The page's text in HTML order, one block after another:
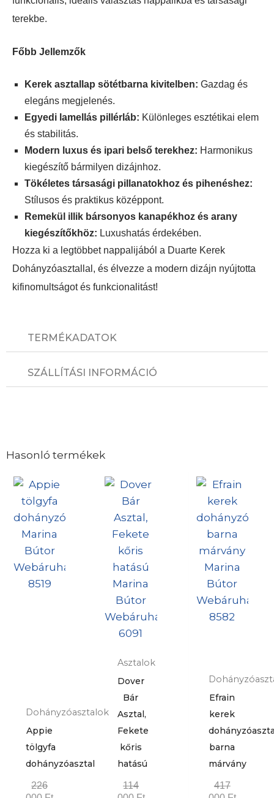
TERMÉKADATOK
SZÁLLÍTÁSI INFORMÁCIÓ
terekbe.
Főbb Jellemzők
Kerek asztallap sötétbarna kivitelben: Gazdag és
elegáns megjelenés.
Egyedi lamellás pillérláb: Különleges esztétikai elem
és stabilitás.
Modern luxus és ipari belső terekhez: Harmonikus
kiegészítő bármilyen dizájnhoz.
Tökéletes társasági pillanatokhoz és pihenéshez:
Stílusos és praktikus középpont.
Remekül illik bársonyos kanapékhoz és arany
kiegészítőkhöz: Luxushatás érdekében.
Hozza ki a legtöbbet nappalijából a Duarte Kerek
Dohányzóasztallal, és élvezze a modern dizájn nyújtotta
kifinomultságot és funkcionalitást!
Hasonló termékek
Dohányzóasztalok
Appie
tölgyfa
dohányzóasztal
226
Asztalok
Dover
Bár
Asztal,
Fekete
kőris
hatású
114
Efrain
kerek
barna
márvány
417